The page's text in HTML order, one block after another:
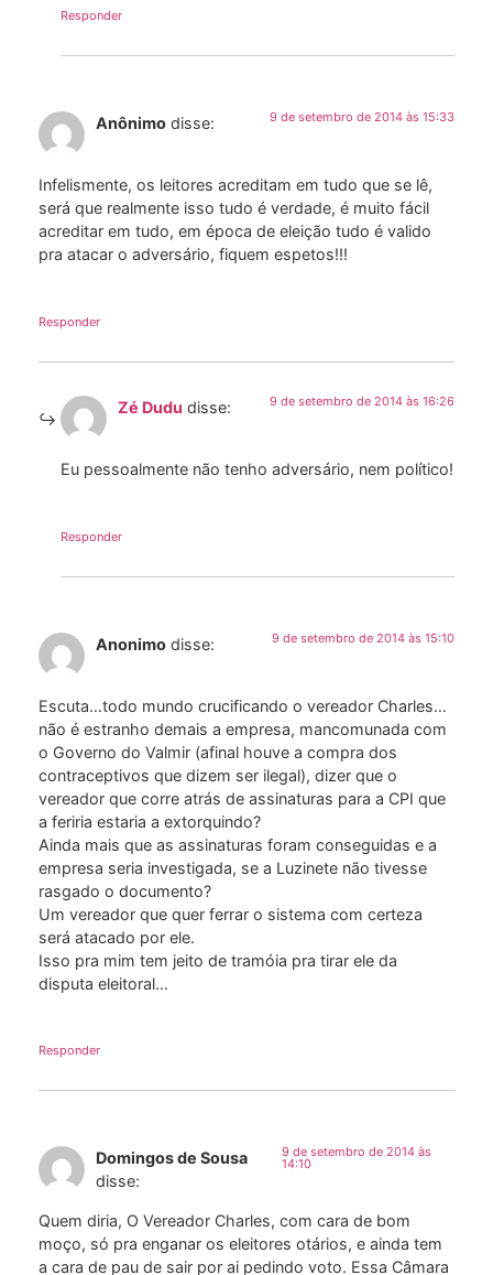
Responder
Anônimo disse: 9 de setembro de 2014 às 15:33
Infelismente, os leitores acreditam em tudo que se lê,
será que realmente isso tudo é verdade, é muito fácil
acreditar em tudo, em época de eleição tudo é valido
pra atacar o adversário, fiquem espetos!!!
Responder
Zé Dudu disse: 9 de setembro de 2014 às 16:26
Eu pessoalmente não tenho adversário, nem político!
Responder
Anonimo disse: 9 de setembro de 2014 às 15:10
Escuta…todo mundo crucificando o vereador Charles…
não é estranho demais a empresa, mancomunada com
o Governo do Valmir (afinal houve a compra dos
contraceptivos que dizem ser ilegal), dizer que o
vereador que corre atrás de assinaturas para a CPI que
a feriria estaria a extorquindo?
Ainda mais que as assinaturas foram conseguidas e a
empresa seria investigada, se a Luzinete não tivesse
rasgado o documento?
Um vereador que quer ferrar o sistema com certeza
será atacado por ele.
Isso pra mim tem jeito de tramóia pra tirar ele da
disputa eleitoral…
Responder
Domingos de Sousa
disse:
9 de setembro de 2014 às
14:10
Quem diria, O Vereador Charles, com cara de bom
moço, só pra enganar os eleitores otários, e ainda tem
a cara de pau de sair por ai pedindo voto. Essa Câmara